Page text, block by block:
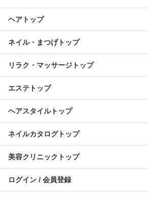
ヘアトップ
ネイル・まつげトップ
リラク・マッサージトップ
エステトップ
ヘアスタイルトップ
ネイルカタログトップ
美容クリニックトップ
ログイン / 会員登録